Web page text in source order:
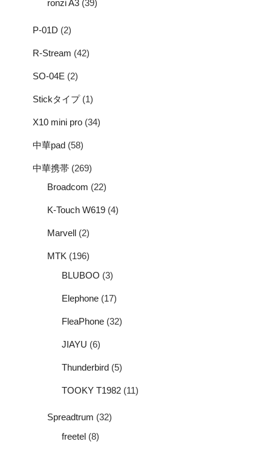
ronzi A3 (39)
P-01D (2)
R-Stream (42)
SO-04E (2)
Stickタイプ(1)
X10 mini pro (34)
中華pad (58)
中華携帯 (269)
Broadcom (22)
K-Touch W619 (4)
Marvell (2)
MTK (196)
BLUBOO (3)
Elephone (17)
FleaPhone (32)
JIAYU (6)
Thunderbird (5)
TOOKY T1982 (11)
Spreadtrum (32)
freetel (8)